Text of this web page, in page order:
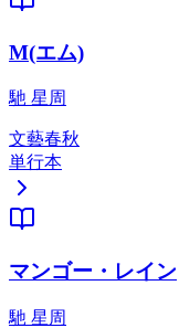
M(エム)
馳 星周
文藝春秋
単行本
マンゴー・レイン
馳 星周